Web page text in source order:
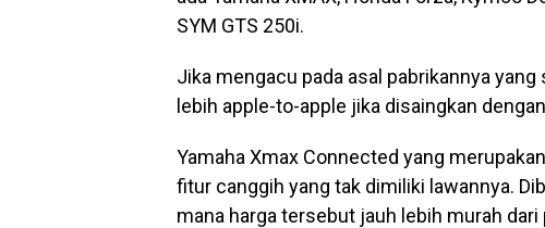
SYM GTS 250i.
Jika mengacu pada asal pabrikannya
lebih apple-to-apple jika disaingkan
Yamaha Xmax Connected yang
fitur canggih yang tak dimiliki lawannya.
mana harga tersebut jauh lebih murah